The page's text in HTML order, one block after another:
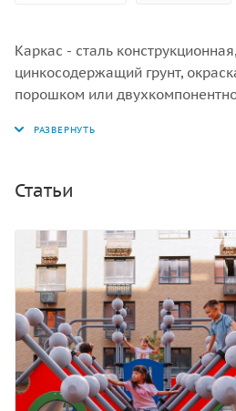
Каркас - сталь
цинкосодержащий грунт,
порошком или
Статьи